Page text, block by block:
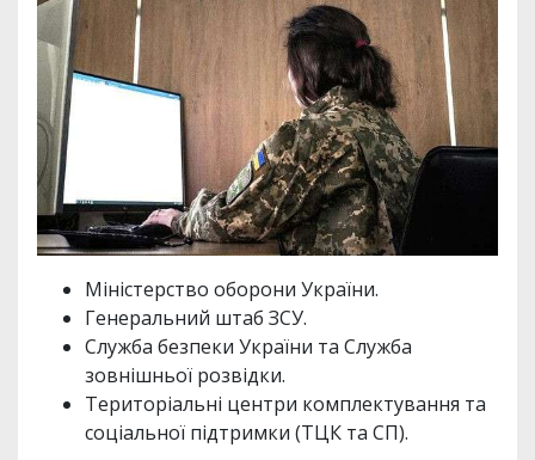
Міністерство оборони України.
Генеральний штаб ЗСУ.
Служба безпеки України та Служба
зовнішньої розвідки.
Територіальні центри комплектування та
соціальної підтримки (ТЦК та СП).